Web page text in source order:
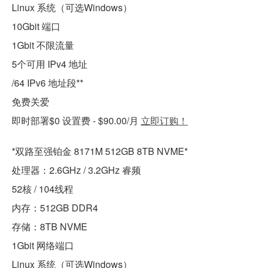
Linux 系统（可选Windows）
10Gbit 端口
1Gbit 不限流量
5个可用 IPv4 地址
/64 IPv6 地址段**
免费关爱
即时部署$0 设置费 - $90.00/月 立即订购！
*双路至强铂金 8171M 512GB 8TB NVME*
处理器：2.6GHz / 3.2GHz 睿频
52核 / 104线程
内存：512GB DDR4
存储：8TB NVME
1Gbit 网络端口
Linux 系统（可选Windows）